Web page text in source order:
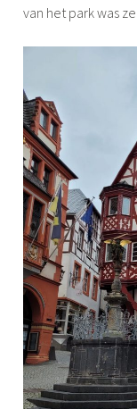
van het park was